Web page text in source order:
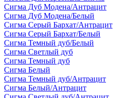
Сигма Дуб Модена/Антрацит
Сигма Дуб Модена/Белый
Сигма Серый Бархат/Антрацит
Сигма Серый Бархат/Белый
Сигма Темный дуб/Белый
Сигма Светлый дуб
Сигма Темный дуб
Сигма Белый
Сигма Темный дуб/Антрацит
Сигма Белый/Антрацит